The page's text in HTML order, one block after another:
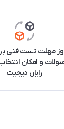
روز مهلت تست فنی
و امکان
رایان دیجیت